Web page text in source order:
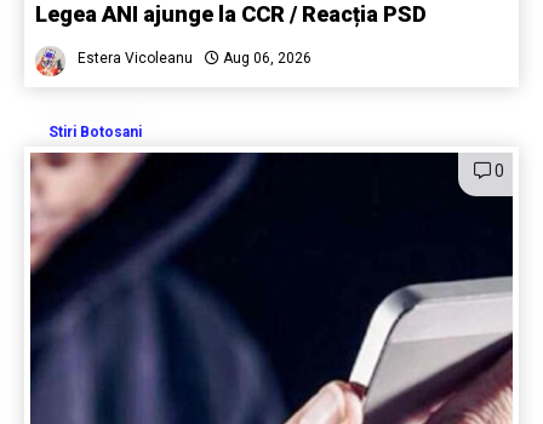
Legea ANI ajunge la CCR / Reacția PSD
Estera Vicoleanu Aug 06, 2026
Stiri Botosani
0